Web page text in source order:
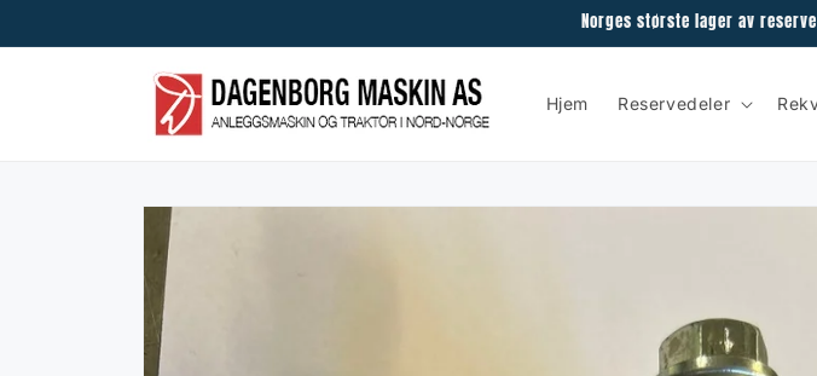
Norges største lager av
Hjem Reservedeler
Skip to
product
information